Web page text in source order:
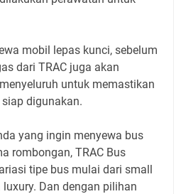
mobil lepas kunci, sebelum
dari TRAC juga akan
untuk memastikan
digunakan.
yang ingin menyewa bus
rombongan, TRAC Bus
tipe bus mulai dari small
Dan dengan pilihan